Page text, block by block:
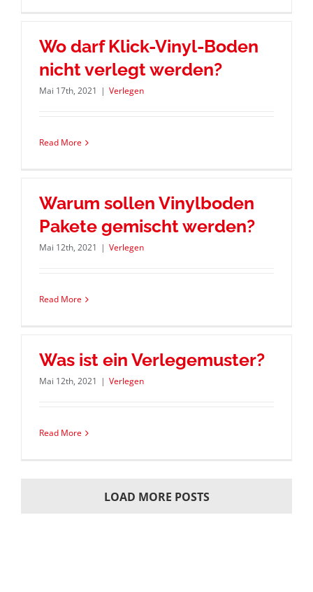
Wo darf Klick-Vinyl-Boden
nicht verlegt werden?
Mai 17th, 2021 | Verlegen
Read More
Warum sollen Vinylboden
Pakete gemischt werden?
Mai 12th, 2021 | Verlegen
Read More
Was ist ein Verlegemuster?
Mai 12th, 2021 | Verlegen
Read More
LOAD MORE POSTS